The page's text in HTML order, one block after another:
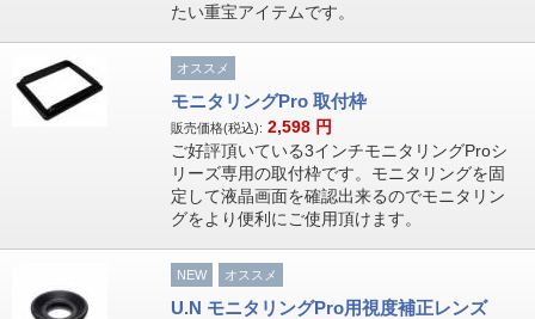
たい重宝アイテムです。
オススメ
モニタリングPro 取付枠
販売価格(税込): 2,598 円
ご好評頂いている3インチモニタリングProシ
リーズ専用の取付枠です。モニタリングを固
定して液晶画面を確認出来るのでモニタリン
グをより便利にご使用頂けます。
NEW オススメ
U.N モニタリングPro用視度補正レンズ